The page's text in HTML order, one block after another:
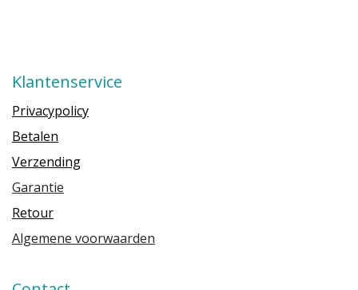
Klantenservice
Privacypolicy
Betalen
Verzending
Garantie
Retour
Algemene voorwaarden